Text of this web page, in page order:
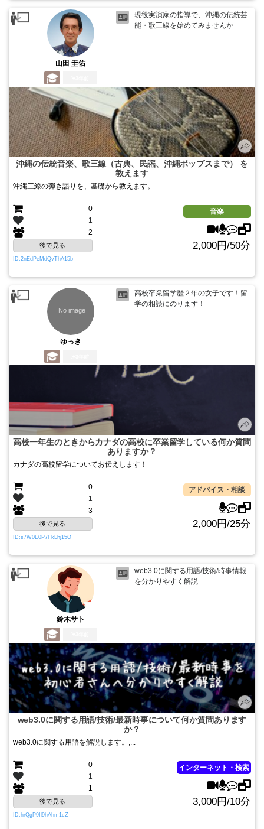
山田 圭佑
現役実演家の指導で、沖縄の伝統芸
能・歌三線を始めてみませんか
沖縄の伝統音楽、歌三線（古典、民謡、沖縄ポップスまで） を
教えます
沖縄三線の弾き語りを、基礎から教えます。
0
1
2
音楽
後で見る 2,000円/50分
ID:2nEdPeMdQvThA15b
ゆっき
高校卒業留学歴２年の女子です！留
学の相談にのります！
高校一年生のときからカナダの高校に卒業留学している何か質問
ありますか？
カナダの高校留学についてお伝えします！
0
1
3
アドバイス・相談
後で見る 2,000円/25分
ID:s7W0E0P7FkLhj15O
鈴木サト
web3.0に関する用語/技術/時事情報
を分かりやすく解説
web3.0に関する用語/技術/最新時事について何か質問あります
か？
web3.0に関する用語を解説します。,...
0
1
1
インターネット・検索
後で見る 3,000円/10分
ID:hrQgP9Il9hAhm1cZ